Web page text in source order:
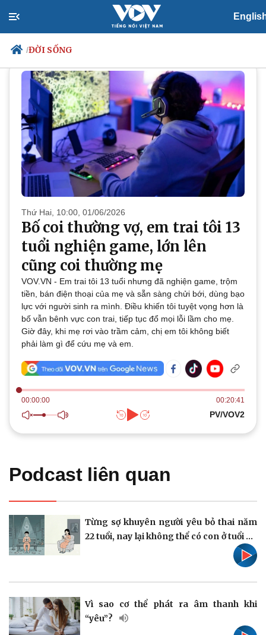
/ĐỜI SỐNG
Chính trị
Đảng
Tổ chức nhân sự
Quốc hội
Nhận diện sự thật
Xã hội
Tin 24h
Dự báo thời tiết
Giáo dục
Dấu ấn VOV
Việc làm
Biển đảo
Thế giới
Quan sát
Cuộc sống đó đây
Hồ sơ
Multimedia
Video
Ảnh
E-Magazine
Infographic
Kinh tế
Chứng khoán
Vụ án
Tin nóng
Tư vấn luật
Vũ khí
ĐỜI SỐNG
Thứ Hai, 10:00, 01/06/2026
Bố coi thường vợ, em trai tôi 13
tuổi nghiện game, lớn lên
cũng coi thường mẹ
VOV.VN - Em trai tôi 13 tuổi nhưng đã nghiện game, trộm
tiền, bán điện thoại của mẹ và sẵn sàng chửi bới, dùng bạo
lực với người sinh ra mình. Điều khiến tôi tuyệt vọng hơn là
bố vẫn bênh vực con trai, tiếp tục đổ mọi lỗi lầm cho mẹ.
Giờ đây, khi mẹ rơi vào trầm cảm, chị em tôi không biết
phải làm gì để cứu mẹ và em.
00:00:00 00:20:41
PV/VOV2
Podcast liên quan
Từng sợ khuyên người yêu bỏ thai năm
22 tuổi, nay lại không thể có con ở tuổi 40
Vì sao cơ thể phát ra âm thanh khi
“yêu”?